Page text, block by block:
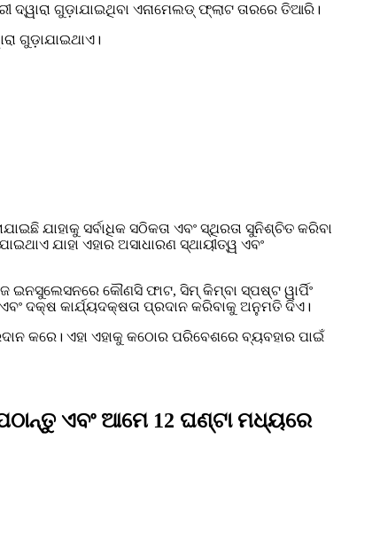
ଦ୍ୱାରା ଗୁଡ଼ାଯାଇଥିବା ଏନାମେଲଡ୍ ଫ୍ଲାଟ ତାରରେ ତିଆରି।
ଗୁଡ଼ାଯାଇଥାଏ।
ଯାହାକୁ ସର୍ବାଧିକ ସଠିକତା ଏବଂ ସ୍ଥିରତା ସୁନିଶ୍ଚିତ କରିବା
ଯାହା ଏହାର ଅସାଧାରଣ ସ୍ଥାୟୀତ୍ୱ ଏବଂ
ଇନସୁଲେସନରେ କୌଣସି ଫାଟ, ସିମ୍ କିମ୍ବା ସ୍ପଷ୍ଟ ୱାର୍ପିଂ
ଦକ୍ଷ କାର୍ଯ୍ୟଦକ୍ଷତା ପ୍ରଦାନ କରିବାକୁ ଅନୁମତି ଦିଏ।
କରେ। ଏହା ଏହାକୁ କଠୋର ପରିବେଶରେ ବ୍ୟବହାର ପାଇଁ
ଏବଂ ଆମେ 12 ଘଣ୍ଟା ମଧ୍ୟରେ